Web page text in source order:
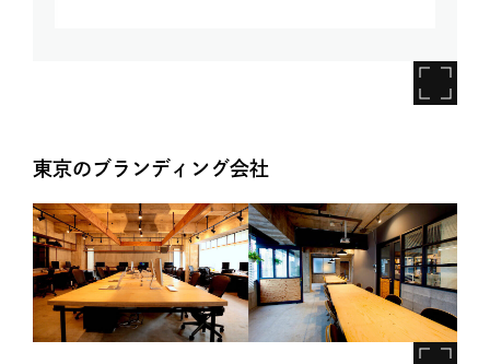
東京のブランディング会社